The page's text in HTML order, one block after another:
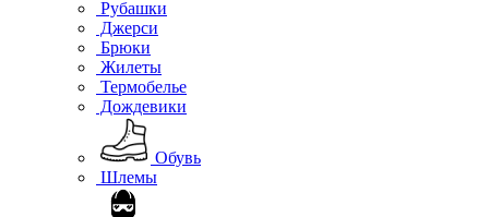
Рубашки
Джерси
Брюки
Жилеты
Термобелье
Дождевики
Обувь
Шлемы